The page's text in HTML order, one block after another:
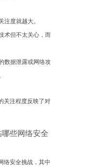
注度就越大。
术但不太关心，而
数据泄露或网络攻
关注程度反映了对
些网络安全
络安全挑战，其中